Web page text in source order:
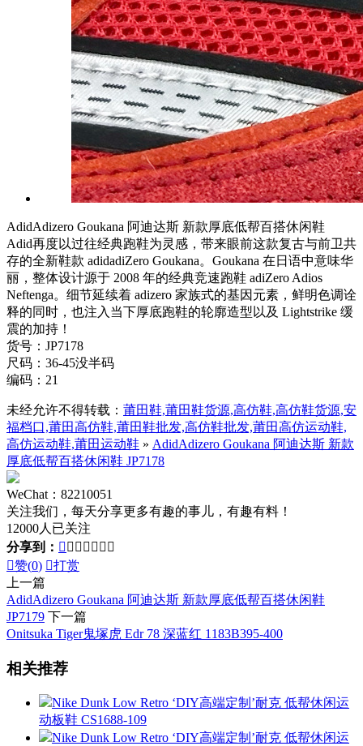
AdidAdizero Goukana 阿迪达斯 新款厚底低帮百搭休闲鞋
Adid再度以过往经典跑鞋为灵感，带来眼前这款复古与前卫共
存的全新鞋款 adidadiZero Goukana。Goukana 在日语中意味华
丽，整体设计源于 2008 年的经典竞速跑鞋 adiZero Adios
Neftenga。细节延续着 adizero 家族式的基因元素，鲜明色调诠
释的同时，也注入当下厚底跑鞋的轮廓造型以及 Lightstrike 缓
震的加持！
货号：JP7178
尺码：36-45没半码
编码：21
未经允许不得转载： 莆田鞋,莆田鞋货源,高仿鞋,高仿鞋货源,安
福档口,莆田高仿鞋,莆田鞋批发,高仿鞋批发,莆田高仿运动鞋,
高仿运动鞋,莆田运动鞋 » AdidAdizero Goukana 阿迪达斯 新款
厚底低帮百搭休闲鞋 JP7178
WeChat：82210051
关注我们，每天分享更多有趣的事儿，有趣有料！
12000人已关注
分享到：       
赞(0) 打赏
上一篇
AdidAdizero Goukana 阿迪达斯 新款厚底低帮百搭休闲鞋
JP7179 下一篇
Onitsuka Tiger鬼塚虎 Edr 78 深蓝红 1183B395-400
相关推荐
Nike Dunk Low Retro ‘DIY高端定制’耐克 低帮休闲运
动板鞋 CS1688-109
Nike Dunk Low Retro ‘DIY高端定制’耐克 低帮休闲运